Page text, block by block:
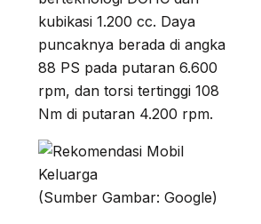
kubikasi 1.200 cc. Daya
puncaknya berada di angka
88 PS pada putaran 6.600
rpm, dan torsi tertinggi 108
Nm di putaran 4.200 rpm.
(Sumber Gambar: Google)